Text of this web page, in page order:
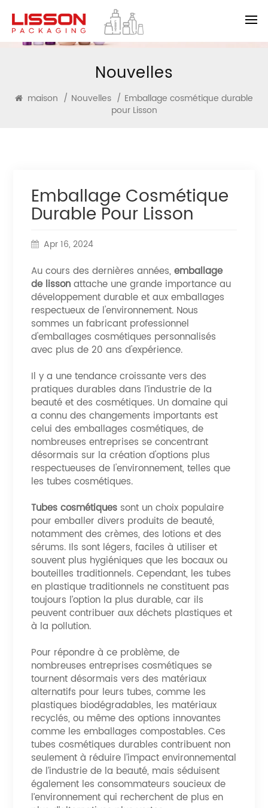
Nouvelles
maison / Nouvelles / Emballage cosmétique durable
pour Lisson
Emballage Cosmétique
Durable Pour Lisson
Apr 16, 2024
Au cours des dernières années,emballage
de lisson attache une grande importance au
développement durable et aux emballages
respectueux de l'environnement. Nous
sommes un fabricant professionnel
d'emballages cosmétiques personnalisés
avec plus de 20 ans d'expérience.
Il y a une tendance croissante vers des
pratiques durables dans l’industrie de la
beauté et des cosmétiques. Un domaine qui
a connu des changements importants est
celui des emballages cosmétiques, de
nombreuses entreprises se concentrant
désormais sur la création d'options plus
respectueuses de l'environnement, telles que
les tubes cosmétiques.
Tubes cosmétiques sont un choix populaire
pour emballer divers produits de beauté,
notamment des crèmes, des lotions et des
sérums. Ils sont légers, faciles à utiliser et
souvent plus hygiéniques que les bocaux ou
bouteilles traditionnels. Cependant, les tubes
en plastique traditionnels ne constituent pas
toujours l’option la plus durable, car ils
peuvent contribuer aux déchets plastiques et
à la pollution.
Pour répondre à ce problème, de
nombreuses entreprises cosmétiques se
tournent désormais vers des matériaux
alternatifs pour leurs tubes, comme les
plastiques biodégradables, les matériaux
recyclés, ou même des options innovantes
comme les emballages compostables. Ces
tubes cosmétiques durables contribuent non
seulement à réduire l’impact environnemental
de l’industrie de la beauté, mais séduisent
également les consommateurs soucieux de
l’environnement qui recherchent de plus en